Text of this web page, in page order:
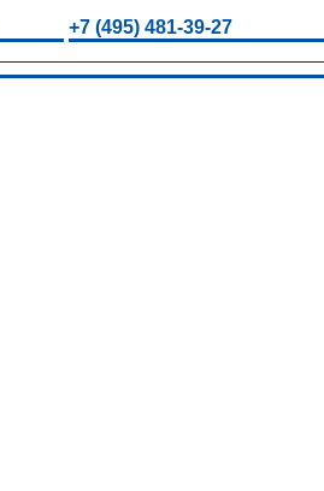
+7 (495) 481-39-27